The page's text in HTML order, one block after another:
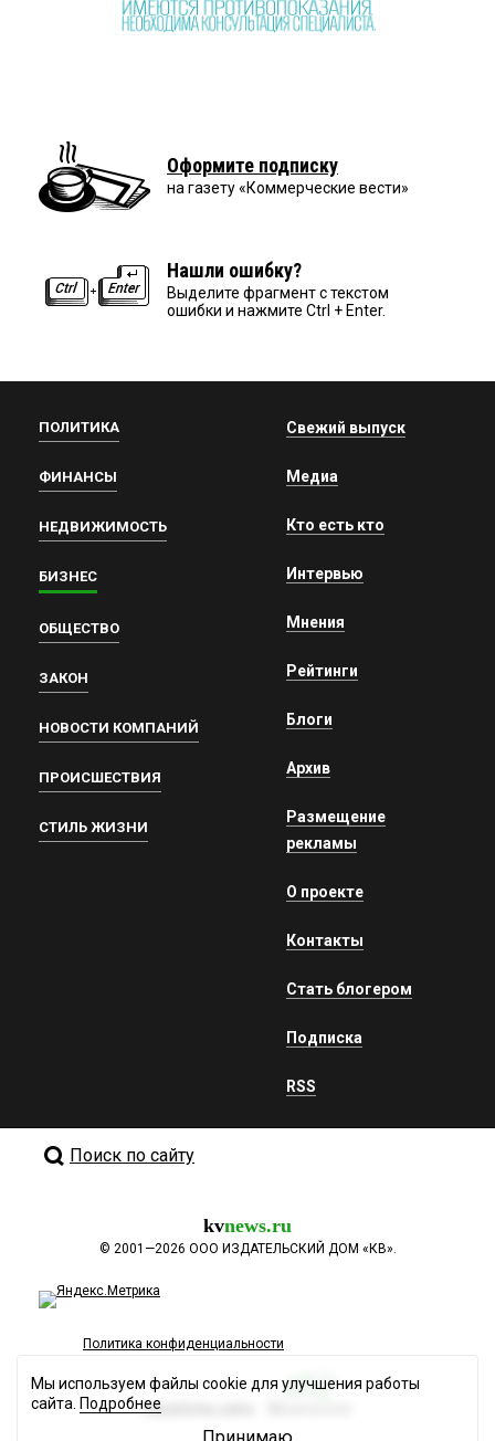
Оформите подписку
на газету «Коммерческие вести»
Нашли ошибку?
Выделите фрагмент с текстом
ошибки и нажмите Ctrl + Enter.
ПОЛИТИКА
ФИНАНСЫ
НЕДВИЖИМОСТЬ
БИЗНЕС
ОБЩЕСТВО
ЗАКОН
НОВОСТИ КОМПАНИЙ
ПРОИСШЕСТВИЯ
СТИЛЬ ЖИЗНИ
Свежий выпуск
Медиа
Кто есть кто
Интервью
Мнения
Рейтинги
Блоги
Архив
Размещение
рекламы
О проекте
Контакты
Стать блогером
Подписка
RSS
Поиск по сайту
kvnews.ru
© 2001—2026 ООО ИЗДАТЕЛЬСКИЙ ДОМ «КВ».
Политика конфиденциальности
Разработка сайта
Мы используем файлы cookie для улучшения работы
сайта. Подробнее